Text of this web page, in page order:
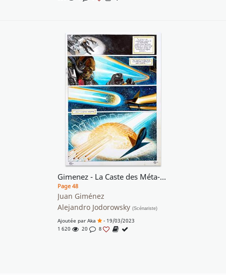
Gimenez - La Caste des Méta-Barons - Tome 8, planche 46
Page 48
Juan Giménez
Alejandro Jodorowsky (Scénariste)
Ajoutée par Aka
- 19/03/2023
1 620
20 8